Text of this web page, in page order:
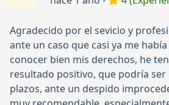
Agradecido por el sevicio y
ante un caso que casi ya me
conocer bien mis derechos, he
resultado positivo, que podría ser
plazos, ante un despido